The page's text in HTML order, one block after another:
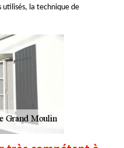
la technique de